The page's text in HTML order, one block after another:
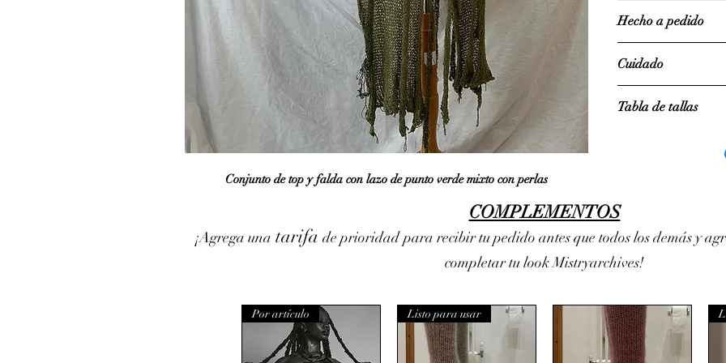
Conjunto de top y falda con lazo de punto verde mixto con perlas
aceptan
excepto en casos
Hecho a pedido
prendas.
Cuidado
hilo bouclé
Tabla de tallas
S 32-
Yo 37-
COMPLEMENTOS
¡Agrega una tarifa de prioridad para recibir tu pedido antes que todos los demás y
completar tu look Mistryarchives!
Por artículo Listo para usar